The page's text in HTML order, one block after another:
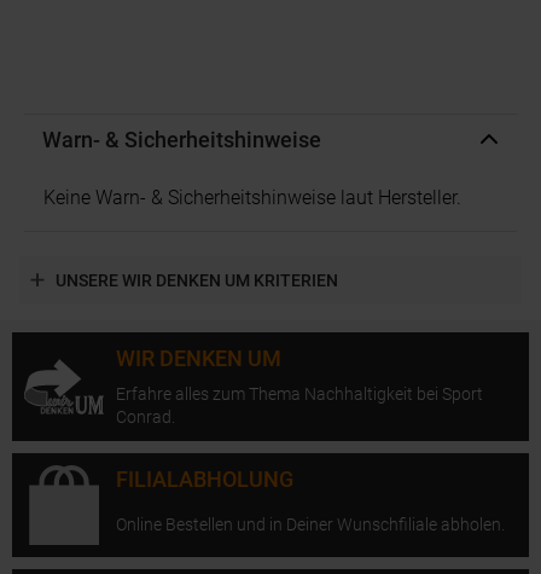
Warn- & Sicherheitshinweise
Keine Warn- & Sicherheitshinweise laut Hersteller.
UNSERE WIR DENKEN UM KRITERIEN
WIR DENKEN UM
Erfahre alles zum Thema Nachhaltigkeit bei Sport
Conrad.
FILIALABHOLUNG
Online Bestellen und in Deiner Wunschfiliale abholen.